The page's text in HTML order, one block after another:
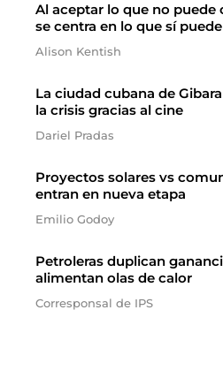
Al aceptar lo que no puede
se centra en lo que sí puede
Alison Kentish
La ciudad cubana de
la crisis gracias al cine
Dariel Pradas
Proyectos solares vs
entran en nueva etapa
Emilio Godoy
Petroleras duplican
alimentan olas de calor
Corresponsal de IPS